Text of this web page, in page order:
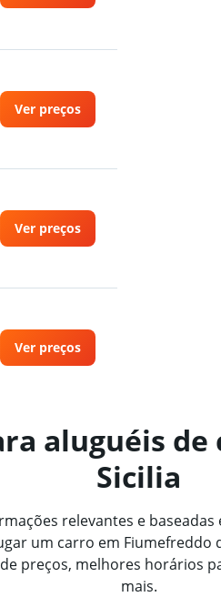
Ver preços
Ver preços
Ver preços
aluguéis
Sicilia
relevantes e
um carro em Fiumefreddo
preços, melhores horários
mais.